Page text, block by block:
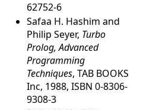
62752-6
Safaa H. Hashim and
Philip Seyer, Turbo
Prolog, Advanced
Programming
Techniques, TAB BOOKS
Inc, 1988, ISBN 0-8306-
9308-3